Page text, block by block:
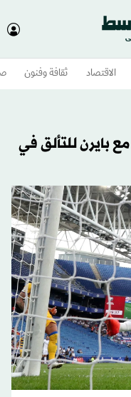
الاقتصاد ثقافة وفنون
بايرن للتألق في